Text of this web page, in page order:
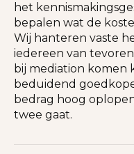
het
bepalen wat de
Wij hanteren vaste
iedereen van
bij mediation komen
beduidend
bedrag hoog
twee gaat.